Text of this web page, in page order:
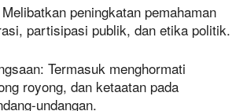
peningkatan pemahaman
partisipasi publik, dan etika politik.
Termasuk menghormati
royong, dan ketaatan pada
undangan.